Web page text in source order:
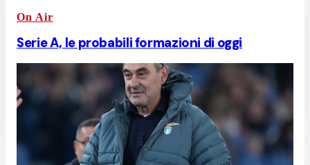
On Air
Serie A, le probabili formazioni di oggi